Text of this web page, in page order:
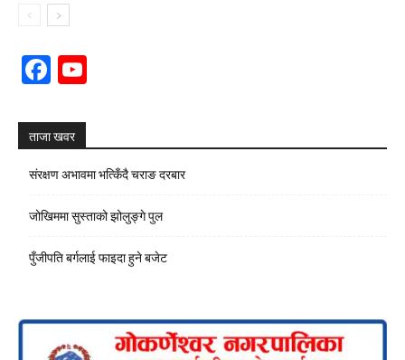
Facebook
ताजा खवर
संरक्षण अभावमा भत्किँदै चराङ दरबार
जोखिममा सुस्ताको झोलुङ्गे पुल
पुँजीपति बर्गलाई फाइदा हुने बजेट